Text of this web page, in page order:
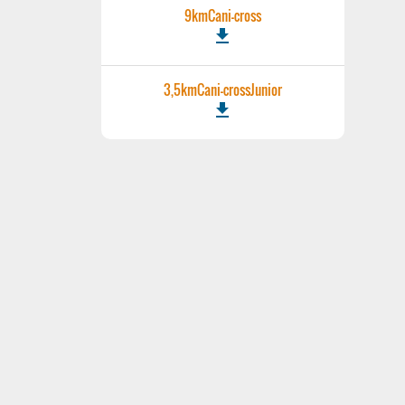
9kmCani-cross
file_download
3,5kmCani-crossJunior
file_download